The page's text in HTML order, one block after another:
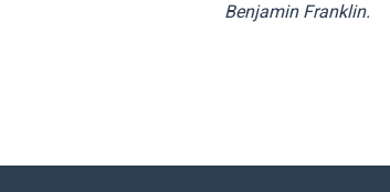
Benjamin Franklin.